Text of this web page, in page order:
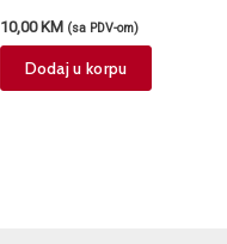
10,00 KM (sa PDV-om)
Dodaj u korpu